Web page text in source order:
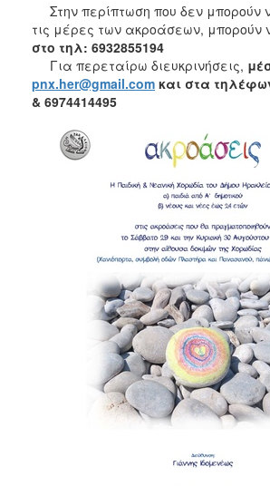
2006
ΤΟΠΟΣ
Στην περίπτωση που δεν μπορούν
τις μέρες των ακροάσεων, μπορούν
στο τηλ: 6932855194
Για περεταίρω διευκρινήσεις,
pnx.her@gmail.com και στα
& 6974414495